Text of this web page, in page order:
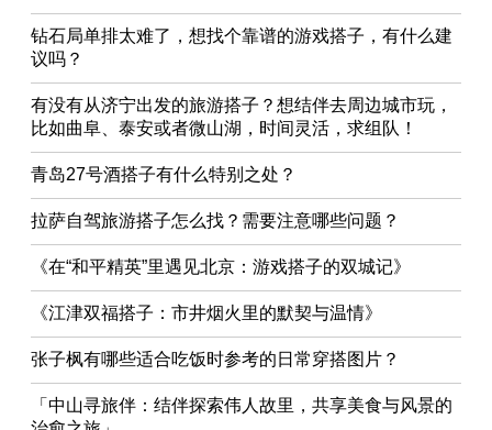
钻石局单排太难了，想找个靠谱的游戏搭子，有什么建
议吗？
有没有从济宁出发的旅游搭子？想结伴去周边城市玩，
比如曲阜、泰安或者微山湖，时间灵活，求组队！
青岛27号酒搭子有什么特别之处？
拉萨自驾旅游搭子怎么找？需要注意哪些问题？
《在“和平精英”里遇见北京：游戏搭子的双城记》
《江津双福搭子：市井烟火里的默契与温情》
张子枫有哪些适合吃饭时参考的日常穿搭图片？
「中山寻旅伴：结伴探索伟人故里，共享美食与风景的